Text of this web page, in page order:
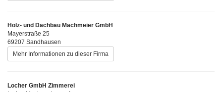
Holz- und Dachbau Machmeier GmbH
Mayerstraße 25
69207 Sandhausen
Mehr Informationen zu dieser Firma
Locher GmbH Zimmerei